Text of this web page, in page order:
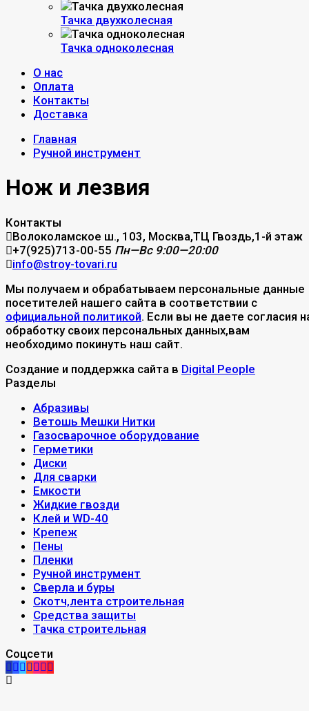
Тачка двухколесная
Тачка одноколесная
О нас
Оплата
Контакты
Доставка
Главная
Ручной инструмент
Нож и лезвия
Контакты
Волоколамское ш., 103, Москва,ТЦ Гвоздь,1-й этаж
+7(925)713-00-55 Пн—Вс 9:00—20:00
info@stroy-tovari.ru
Мы получаем и обрабатываем персональные данные
посетителей нашего сайта в соответствии с
официальной политикой. Если вы не даете согласия
обработку своих персональных данных,вам
необходимо покинуть наш сайт.
Создание и поддержка сайта в Digital People
Разделы
Абразивы
Ветошь Мешки Нитки
Газосварочное оборудование
Герметики
Диски
Для сварки
Емкости
Жидкие гвозди
Клей и WD-40
Крепеж
Пены
Пленки
Ручной инструмент
Сверла и буры
Скотч,лента строительная
Средства защиты
Тачка строительная
Соцсети